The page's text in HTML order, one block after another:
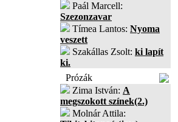
Paál Marcell:
Szezonzavar
Tímea Lantos: Nyoma
veszett
Szakállas Zsolt: ki lapít
ki.
Prózák
Zima István: A
megszokott színek(2.)
Molnár Attila: